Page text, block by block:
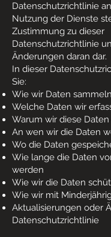
Datenschutzrichtlinie
Nutzung der Dienste
Zustimmung zu dieser
Datenschutzrichtlinie
Änderungen daran dar.
In dieser
Sie:
Wie wir Daten sammeln
Welche Daten wir
Warum wir diese Daten
An wen wir die Daten
Wo die Daten
Wie lange die Daten
werden
Wie wir die Daten
Wie wir mit
Aktualisierungen oder
Datenschutzrichtlinie